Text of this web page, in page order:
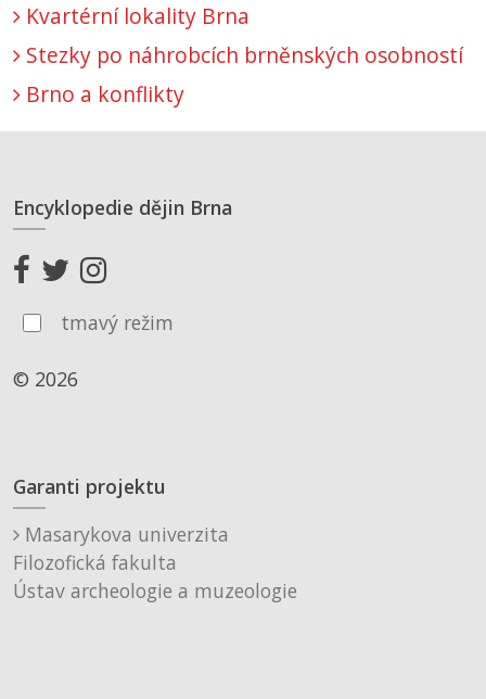
Kvartérní lokality Brna
Stezky po náhrobcích brněnských osobností
Brno a konflikty
Encyklopedie dějin Brna
tmavý režim
© 2026
Garanti projektu
Masarykova univerzita
Filozofická fakulta
Ústav archeologie a muzeologie